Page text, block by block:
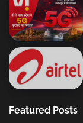
Featured Posts